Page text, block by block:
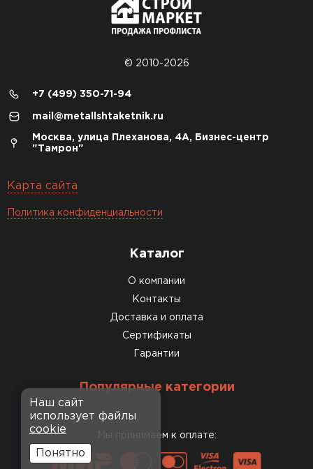
© 2010-2026
+7 (499) 350-71-94
mail@metallshtaketnik.ru
Москва, улица Плеханова, 4А, Бизнес-центр
"Тамрон"
Карта сайта
Политика конфиденциальности
Каталог
О компании
Контакты
Доставка и оплата
Сертификаты
Гарантии
Популярные категории
Мы принимаем к оплате:
Наш сайт
использует файлы
cookie
Понятно